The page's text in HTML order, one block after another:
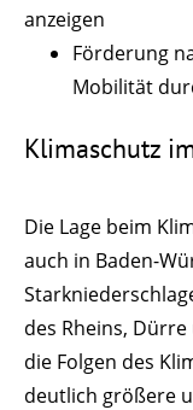
anzeigen
Förderung
Mobilität
Klimaschutz
Die Lage beim
auch in Baden-
des Rheins,
die Folgen des
deutlich größere